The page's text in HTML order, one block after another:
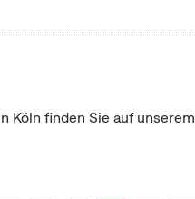
finden Sie auf unserem